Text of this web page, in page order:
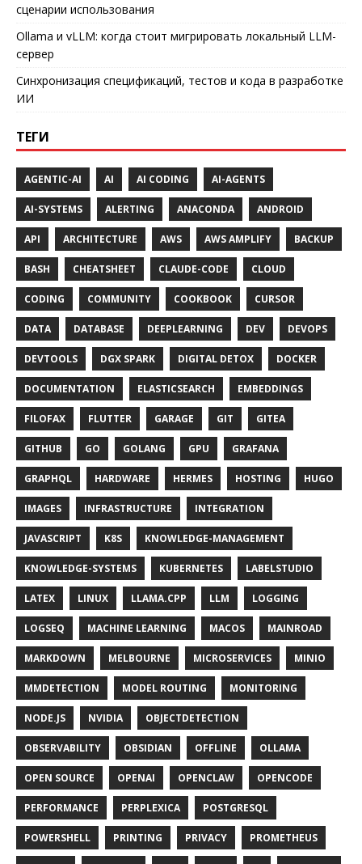
сценарии использования
Ollama и vLLM: когда стоит мигрировать локальный LLM-
сервер
Синхронизация спецификаций, тестов и кода в разработке
ИИ
ТЕГИ
AGENTIC-AI AI AI CODING AI-AGENTS
AI-SYSTEMS ALERTING ANACONDA ANDROID
API ARCHITECTURE AWS AWS AMPLIFY BACKUP
BASH CHEATSHEET CLAUDE-CODE CLOUD
CODING COMMUNITY COOKBOOK CURSOR
DATA DATABASE DEEPLEARNING DEV DEVOPS
DEVTOOLS DGX SPARK DIGITAL DETOX DOCKER
DOCUMENTATION ELASTICSEARCH EMBEDDINGS
FILOFAX FLUTTER GARAGE GIT GITEA
GITHUB GO GOLANG GPU GRAFANA
GRAPHQL HARDWARE HERMES HOSTING HUGO
IMAGES INFRASTRUCTURE INTEGRATION
JAVASCRIPT K8S KNOWLEDGE-MANAGEMENT
KNOWLEDGE-SYSTEMS KUBERNETES LABELSTUDIO
LATEX LINUX LLAMA.CPP LLM LOGGING
LOGSEQ MACHINE LEARNING MACOS MAINROAD
MARKDOWN MELBOURNE MICROSERVICES MINIO
MMDETECTION MODEL ROUTING MONITORING
NODE.JS NVIDIA OBJECTDETECTION
OBSERVABILITY OBSIDIAN OFFLINE OLLAMA
OPEN SOURCE OPENAI OPENCLAW OPENCODE
PERFORMANCE PERPLEXICA POSTGRESQL
POWERSHELL PRINTING PRIVACY PROMETHEUS